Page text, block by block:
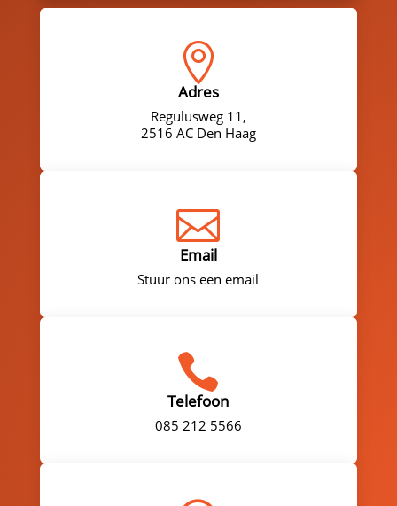

Adres
Regulusweg 11,
2516 AC Den Haag

Email
Stuur ons een email

Telefoon
085 212 5566